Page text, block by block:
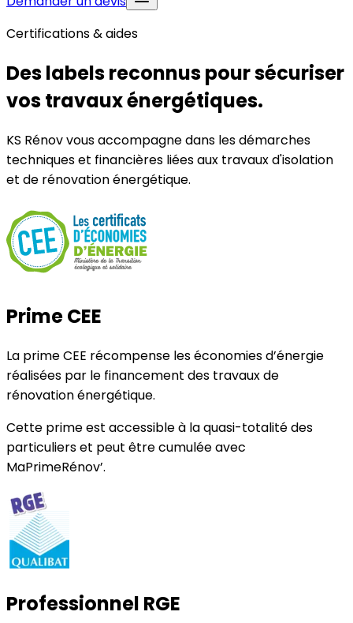
Certifications & aides
Des labels reconnus pour sécuriser
vos travaux énergétiques.
KS Rénov vous accompagne dans les démarches
techniques et financières liées aux travaux d'isolation
et de rénovation énergétique.
Prime CEE
La prime CEE récompense les économies d’énergie
réalisées par le financement des travaux de
rénovation énergétique.
Cette prime est accessible à la quasi-totalité des
particuliers et peut être cumulée avec
MaPrimeRénov’.
Professionnel RGE